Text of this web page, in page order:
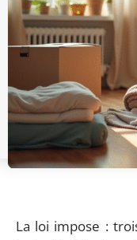
La loi impose :